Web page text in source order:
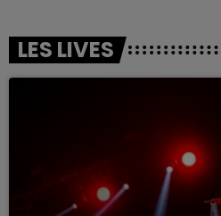
LES LIVES